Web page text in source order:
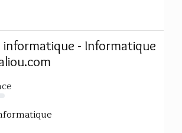
informatique - Informatique